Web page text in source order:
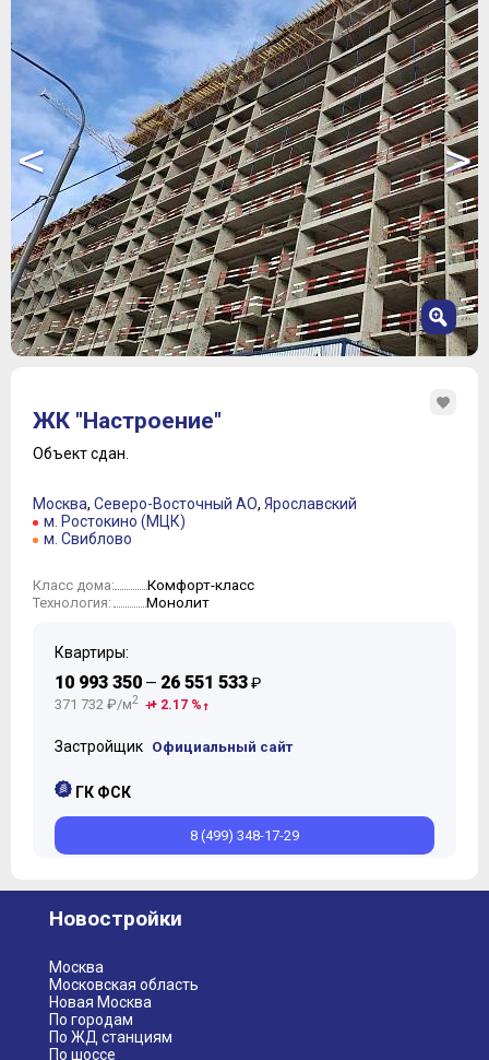
< >
3
4
6
7
8
10
11
ЖК "Настроение"
Объект сдан.
Москва, Северо-Восточный АО, Ярославский
м. Ростокино (МЦК)
м. Свиблово
Класс дома: Комфорт-класс
Технология: Монолит
Квартиры:
10 993 350 — 26 551 533₽
371 732 ₽/м2 + 2.17 %
Застройщик Официальный сайт
ГК ФСК
8 (499) 348-17-29
Новостройки
Москва
Московская область
Новая Москва
По городам
По ЖД станциям
По шоссе